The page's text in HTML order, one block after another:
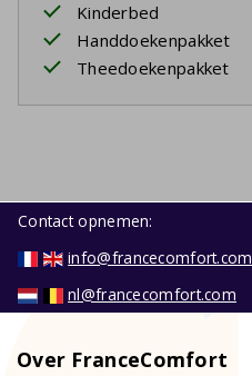
Kinderbed
Handdoekenpakket
Theedoekenpakket
Contact opnemen:
info@francecomfort.com
nl@francecomfort.com
Over FranceComfort